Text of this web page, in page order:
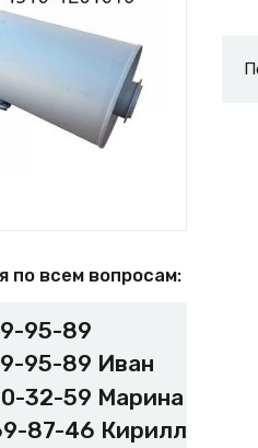
по всем вопросам:
95-89
95-89 Иван
32-59 Марина
87-46 Кирилл